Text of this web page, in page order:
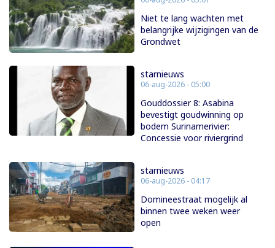
Niet te lang wachten met
belangrijke wijzigingen van de
Grondwet
starnieuws
06-aug-2026 - 05:00
Gouddossier 8: Asabina
bevestigt goudwinning op
bodem Surinamerivier:
Concessie voor riviergrind
starnieuws
06-aug-2026 - 04:17
Domineestraat mogelijk al
binnen twee weken weer
open